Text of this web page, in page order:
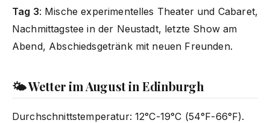
Tag 3: Mische experimentelles Theater und Cabaret,
Nachmittagstee in der Neustadt, letzte Show am
Abend, Abschiedsgetränk mit neuen Freunden.
🌤️ Wetter im August in Edinburgh
Durchschnittstemperatur: 12°C-19°C (54°F-66°F).